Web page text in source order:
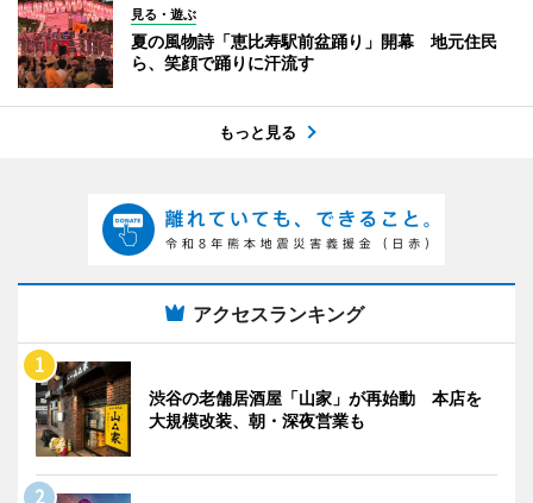
見る・遊ぶ
夏の風物詩「恵比寿駅前盆踊り」開幕 地元住民
ら、笑顔で踊りに汗流す
もっと見る
アクセスランキング
渋谷の老舗居酒屋「山家」が再始動 本店を
大規模改装、朝・深夜営業も